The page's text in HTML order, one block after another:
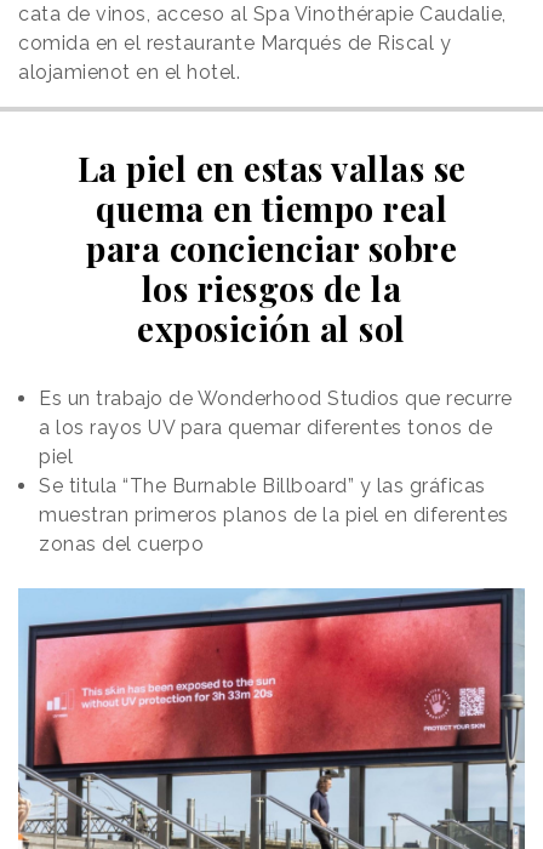
cata de vinos, acceso al Spa Vinothérapie Caudalie,
comida en el restaurante Marqués de Riscal y
alojamienot en el hotel.
La piel en estas vallas se
quema en tiempo real
para concienciar sobre
los riesgos de la
exposición al sol
Es un trabajo de Wonderhood Studios que recurre
a los rayos UV para quemar diferentes tonos de
piel
Se titula “The Burnable Billboard” y las gráficas
muestran primeros planos de la piel en diferentes
zonas del cuerpo